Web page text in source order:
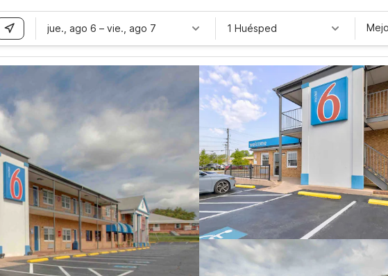
jue., ago 6 – vie., ago 7 1 Huésped